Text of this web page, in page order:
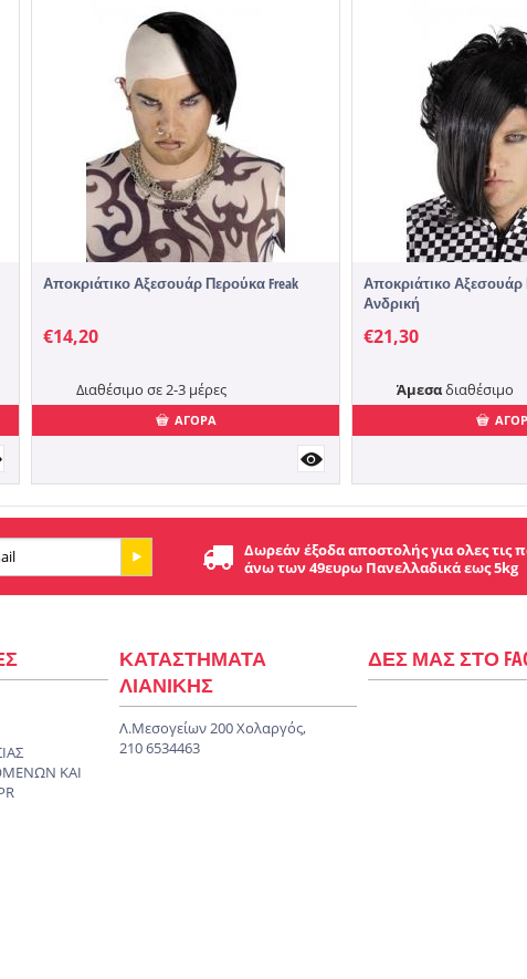
Αποκριάτικο Αξεσουάρ Περούκα Freak
€14,20
Διαθέσιμο σε 2-3 μέρες
ΑΓΟΡΑ
Αποκριάτικο Αξεσουάρ
Ανδρική
€21,30
Άμεσαδιαθέσιμο
Δωρεάν έξοδα αποστολής για ολες τις
άνω των 49ευρω Πανελλαδικά εως 5kg
KAI
ΚΑΤΑΣΤΗΜΑΤΑ
ΛΙΑΝΙΚΗΣ
Λ.Μεσογείων 200 Χολαργός,
210 6534463
ΔΕΣ ΜΑΣ ΣΤΟ